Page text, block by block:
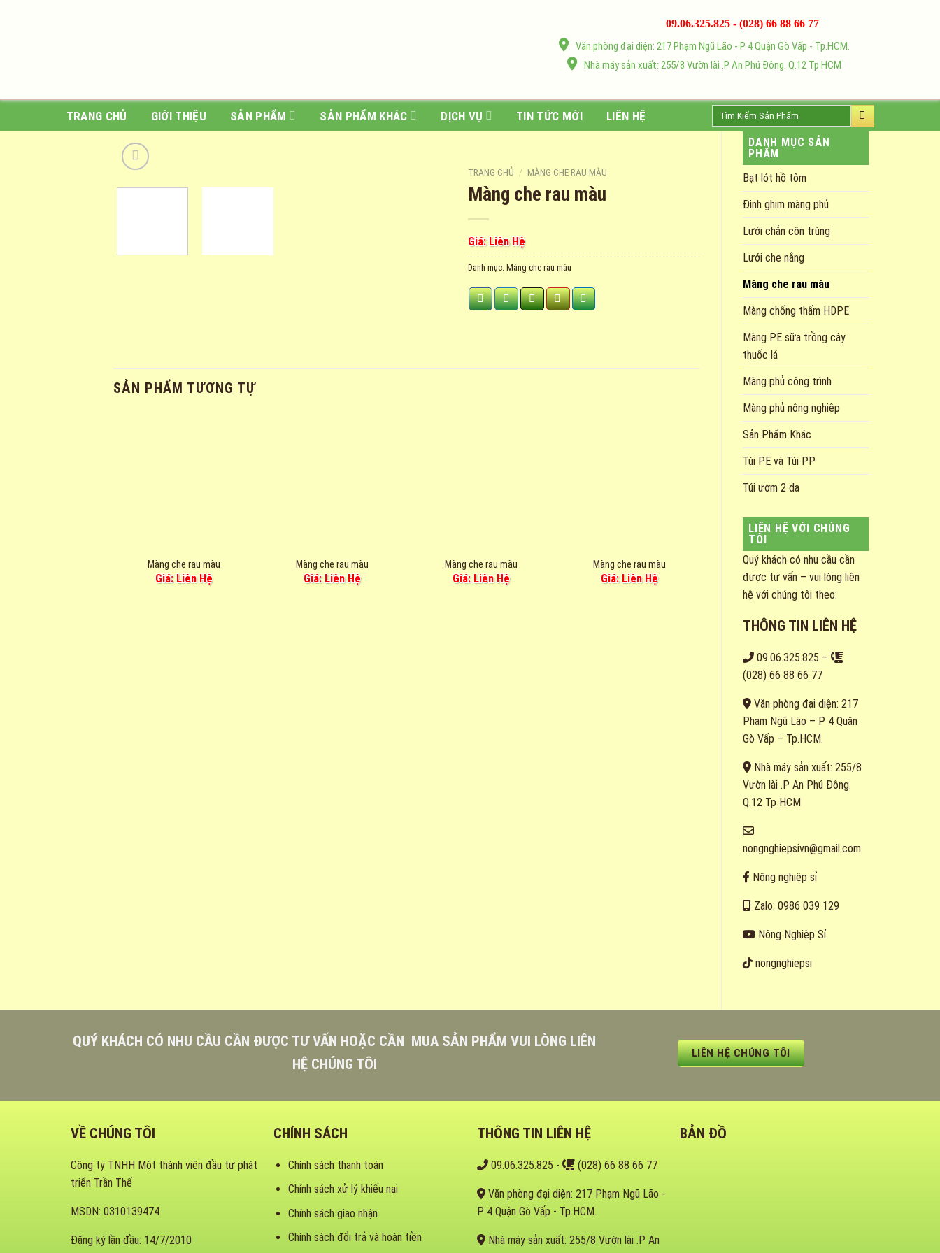
09.06.325.825 - (028) 66 88 66 77
Văn phòng đại diện: 217 Phạm Ngũ Lão - P 4 Quận Gò Vấp - Tp.HCM.
Nhà máy sản xuất: 255/8 Vườn lài .P An Phú Đông. Q.12 Tp HCM
TRANG CHỦ GIỚI THIỆU SẢN PHẨM SẢN PHẨM KHÁC DỊCH VỤ TIN TỨC MỚI LIÊN HỆ
Tìm
DANH MỤC SẢN
PHẨM
Bạt lót hồ tôm
Đinh ghim màng phủ
Lưới chắn côn trùng
Lưới che nắng
Màng che rau màu
Màng chống thấm HDPE
Màng PE sữa trồng cây
thuốc lá
Màng phủ công trình
Màng phủ nông nghiệp
Sản Phẩm Khác
Túi PE và Túi PP
Túi ươm 2 da
LIÊN HỆ VỚI CHÚNG
TÔI
Quý khách có nhu cầu cần
được tư vấn – vui lòng liên
hệ với chúng tôi theo:
THÔNG TIN LIÊN HỆ
09.06.325.825 –
(028) 66 88 66 77
Văn phòng đại diện: 217
Phạm Ngũ Lão – P 4 Quận
Gò Vấp – Tp.HCM.
Nhà máy sản xuất: 255/8
Vườn lài .P An Phú Đông.
Q.12 Tp HCM
nongnghiepsivn@gmail.com
Nông nghiệp sỉ
Zalo: 0986 039 129
Nông Nghiệp Sỉ
nongnghiepsi
TRANG CHỦ / MÀNG CHE RAU MÀU
Màng che rau màu
Giá: Liên Hệ
Danh mục: Màng che rau màu
SẢN PHẨM TƯƠNG TỰ
Màng che rau màu
Giá: Liên Hệ
Màng che rau màu
Giá: Liên Hệ
Màng che rau màu
Giá: Liên Hệ
Màng che rau màu
Giá: Liên Hệ
Màng che rau màu
Giá: Liên Hệ
QUÝ KHÁCH CÓ NHU CẦU CẦN ĐƯỢC TƯ VẤN HOẶC CẦN MUA SẢN PHẨM VUI LÒNG LIÊN
HỆ CHÚNG TÔI
LIÊN HỆ CHÚNG TÔI
VỀ CHÚNG TÔI
Công ty TNHH Một thành viên đầu tư phát
triển Trần Thế
MSDN: 0310139474
Đăng ký lần đầu: 14/7/2010
CHÍNH SÁCH
Chính sách thanh toán
Chính sách xử lý khiếu nại
Chính sách giao nhận
Chính sách đổi trả và hoàn tiền
THÔNG TIN LIÊN HỆ
09.06.325.825 - (028) 66 88 66 77
Văn phòng đại diện: 217 Phạm Ngũ Lão -
P 4 Quận Gò Vấp - Tp.HCM.
Nhà máy sản xuất: 255/8 Vườn lài .P An
BẢN ĐỒ